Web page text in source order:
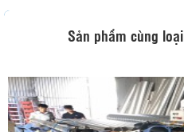
Sản phẩm cùng loại